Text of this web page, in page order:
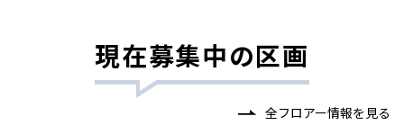
現在募集中の区画
全フロアー情報を見る